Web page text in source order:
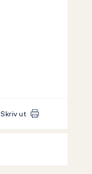
Skriv ut